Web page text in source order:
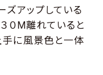
アップしている
０M離れていると
に風景色と一体